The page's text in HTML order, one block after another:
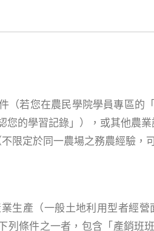
（若您在農民學院學員專區
您的學習記錄」），或其他農
限定於同一農場之務農經驗，
生產（一般土地利用型者經
列條件之一者，包含「產銷班